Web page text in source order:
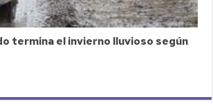
termina el invierno lluvioso según